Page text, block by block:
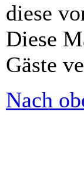
diese
Diese
Gäste
Nach